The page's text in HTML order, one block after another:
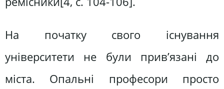
На початку свого існування
університети не були прив’язані до
міста. Опальні професори просто